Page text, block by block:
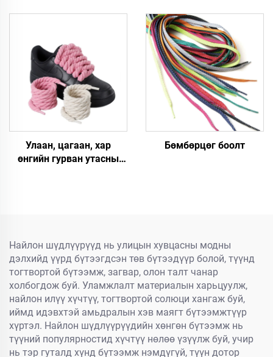
Улаан, цагаан, хар
өнгийн гурван утасны
Бөмбөрцөг боолт
Найлон шүдлүүрүүд нь улицын хувцасны модны
дэлхийд үүрд бүтээгдсэн төв бүтээдүүр болой, түүнд
тогтвортой бүтээмж, загвар, олон талт чанар
холбогдож буй. Уламжлалт материалын харьцуулж,
найлон илүү хүчтүү, тогтвортой солюци хангаж буй,
иймд идэвхтэй амьдралын хэв маягт бүтээмжтүүр
хүртэл. Найлон шүдлүүрүүдийн хөнгөн бүтээмж нь
түүний популярностид хүчтүү нөлөө үзүүлж буй, учир
нь тэр гуталд хүнд бүтээмж нэмдүгүй, түүн дотор